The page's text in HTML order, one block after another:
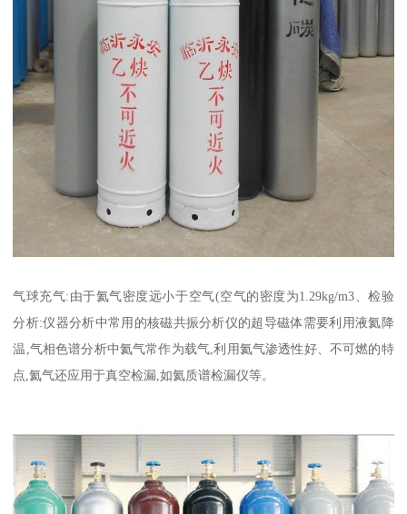
气球充气:由于氦气密度远小于空气(空气的密度为1.29kg/m3、检验
分析:仪器分析中常用的核磁共振分析仪的超导磁体需要利用液氦降
温,气相色谱分析中氦气常作为载气,利用氦气渗透性好、不可燃的特
点,氦气还应用于真空检漏,如氦质谱检漏仪等。